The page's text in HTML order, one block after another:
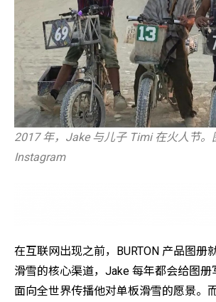
2017 年，Jake 与儿子 Timi 在火人节。
Instagram
在互联网出现之前，BURTON 产品图册
滑雪的核心渠道，Jake 每年都会给图册
面向全世界传播他对单板滑雪的愿景。